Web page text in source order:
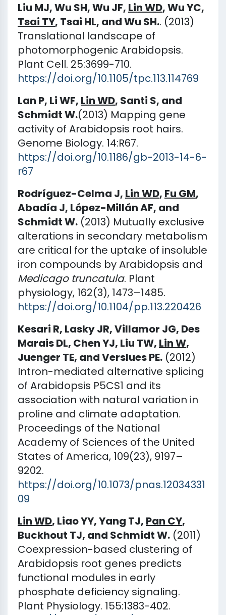
Liu MJ, Wu SH, Wu JF, Lin WD, Wu YC,
Tsai TY, Tsai HL, and Wu SH.. (2013)
Translational landscape of
photomorphogenic Arabidopsis.
Plant Cell. 25:3699-710.
https://doi.org/10.1105/tpc.113.114769
Lan P, Li WF, Lin WD, Santi S, and
Schmidt W.(2013) Mapping gene
activity of Arabidopsis root hairs.
Genome Biology. 14:R67.
https://doi.org/10.1186/gb-2013-14-6-
r67
Rodríguez-Celma J, Lin WD, Fu GM,
Abadía J, López-Millán AF, and
Schmidt W. (2013) Mutually exclusive
alterations in secondary metabolism
are critical for the uptake of insoluble
iron compounds by Arabidopsis and
Medicago truncatula. Plant
physiology, 162(3), 1473–1485.
https://doi.org/10.1104/pp.113.220426
Kesari R, Lasky JR, Villamor JG, Des
Marais DL, Chen YJ, Liu TW, Lin W,
Juenger TE, and Verslues PE. (2012)
Intron-mediated alternative splicing
of Arabidopsis P5CS1 and its
association with natural variation in
proline and climate adaptation.
Proceedings of the National
Academy of Sciences of the United
States of America, 109(23), 9197–
9202.
https://doi.org/10.1073/pnas.12034331
09
Lin WD, Liao YY, Yang TJ, Pan CY,
Buckhout TJ, and Schmidt W. (2011)
Coexpression-based clustering of
Arabidopsis root genes predicts
functional modules in early
phosphate deficiency signaling.
Plant Physiology. 155:1383-402.